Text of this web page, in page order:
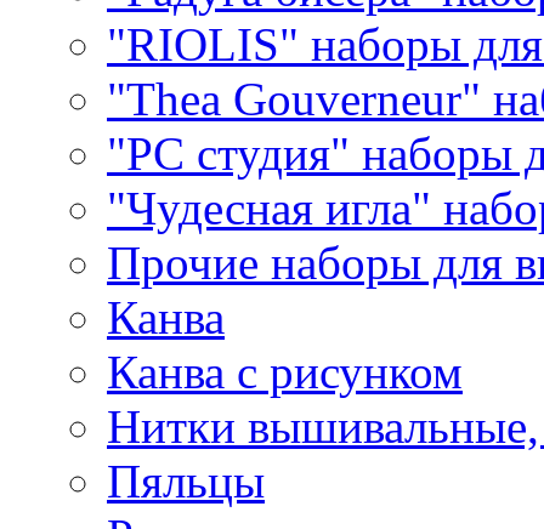
"RIOLIS" наборы
"Thea Gouverneur"
"РС студия" наборы
"Чудесная игла"
Прочие наборы для
Канва
Канва с рисунком
Нитки
Пяльцы